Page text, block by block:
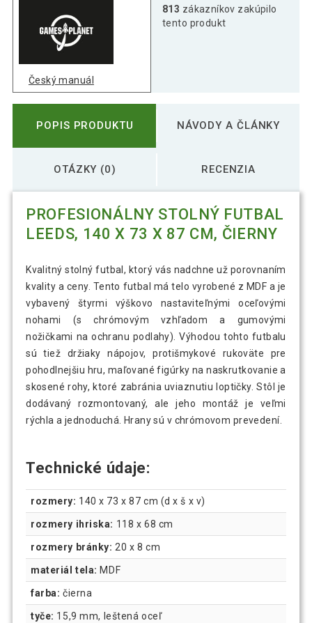
Český manuál
813 zákazníkov zakúpilo
tento produkt
POPIS PRODUKTU NÁVODY A ČLÁNKY
OTÁZKY (0) RECENZIA
PROFESIONÁLNY STOLNÝ FUTBAL
LEEDS, 140 X 73 X 87 CM, ČIERNY
Kvalitný stolný futbal, ktorý vás nadchne už porovnaním
kvality a ceny. Tento futbal má telo vyrobené z MDF a je
vybavený štyrmi výškovo nastaviteľnými oceľovými
nohami (s chrómovým vzhľadom a gumovými
nožičkami na ochranu podlahy). Výhodou tohto futbalu
sú tiež držiaky nápojov, protišmykové rukoväte pre
pohodlnejšiu hru, maľované figúrky na naskrutkovanie a
skosené rohy, ktoré zabránia uviaznutiu loptičky. Stôl je
dodávaný rozmontovaný, ale jeho montáž je veľmi
rýchla a jednoduchá. Hrany sú v chrómovom prevedení.
Technické údaje:
rozmery: 140 x 73 x 87 cm (d x š x v)
rozmery ihriska: 118 x 68 cm
rozmery bránky: 20 x 8 cm
materiál tela: MDF
farba: čierna
tyče: 15,9 mm, leštená oceľ